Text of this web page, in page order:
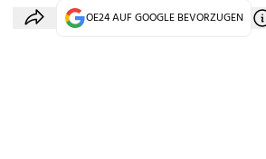
OE24 AUF GOOGLE BEVORZUGEN